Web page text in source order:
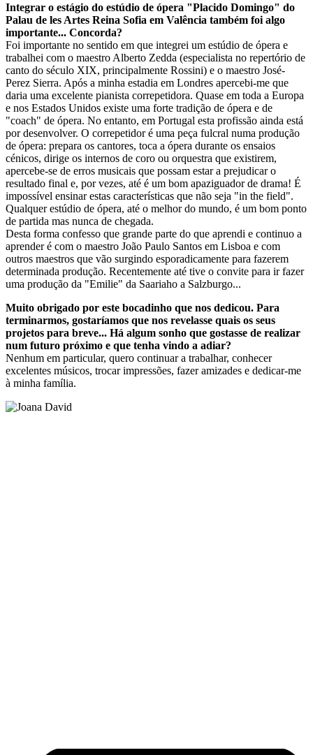
Integrar o estágio do estúdio de ópera "Placido Domingo" do
Palau de les Artes Reina Sofia em Valência também foi algo
importante... Concorda?
Foi importante no sentido em que integrei um estúdio de ópera e
trabalhei com o maestro Alberto Zedda (especialista no repertório de
canto do século XIX, principalmente Rossini) e o maestro José-
Perez Sierra. Após a minha estadia em Londres apercebi-me que
daria uma excelente pianista correpetidora. Quase em toda a Europa
e nos Estados Unidos existe uma forte tradição de ópera e de
"coach" de ópera. No entanto, em Portugal esta profissão ainda está
por desenvolver. O correpetidor é uma peça fulcral numa produção
de ópera: prepara os cantores, toca a ópera durante os ensaios
cénicos, dirige os internos de coro ou orquestra que existirem,
apercebe-se de erros musicais que possam estar a prejudicar o
resultado final e, por vezes, até é um bom apaziguador de drama! É
impossível ensinar estas características que não seja "in the field".
Qualquer estúdio de ópera, até o melhor do mundo, é um bom ponto
de partida mas nunca de chegada.
Desta forma confesso que grande parte do que aprendi e continuo a
aprender é com o maestro João Paulo Santos em Lisboa e com
outros maestros que vão surgindo esporadicamente para fazerem
determinada produção. Recentemente até tive o convite para ir fazer
uma produção da "Emilie" da Saariaho a Salzburgo...
Muito obrigado por este bocadinho que nos dedicou. Para
terminarmos, gostaríamos que nos revelasse quais os seus
projetos para breve... Há algum sonho que gostasse de realizar
num futuro próximo e que tenha vindo a adiar?
Nenhum em particular, quero continuar a trabalhar, conhecer
excelentes músicos, trocar impressões, fazer amizades e dedicar-me
à minha família.